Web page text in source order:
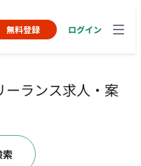
無料登録 ログイン
ランス求人・案
索